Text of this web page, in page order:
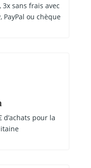
sans frais avec
PayPal ou chèque
pour la